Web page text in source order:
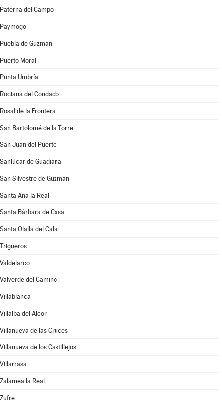
Paterna del Campo
Paymogo
Puebla de Guzmán
Puerto Moral
Punta Umbría
Rociana del Condado
Rosal de la Frontera
San Bartolomé de la Torre
San Juan del Puerto
Sanlúcar de Guadiana
San Silvestre de Guzmán
Santa Ana la Real
Santa Bárbara de Casa
Santa Olalla del Cala
Trigueros
Valdelarco
Valverde del Camino
Villablanca
Villalba del Alcor
Villanueva de las Cruces
Villanueva de los Castillejos
Villarrasa
Zalamea la Real
Zufre